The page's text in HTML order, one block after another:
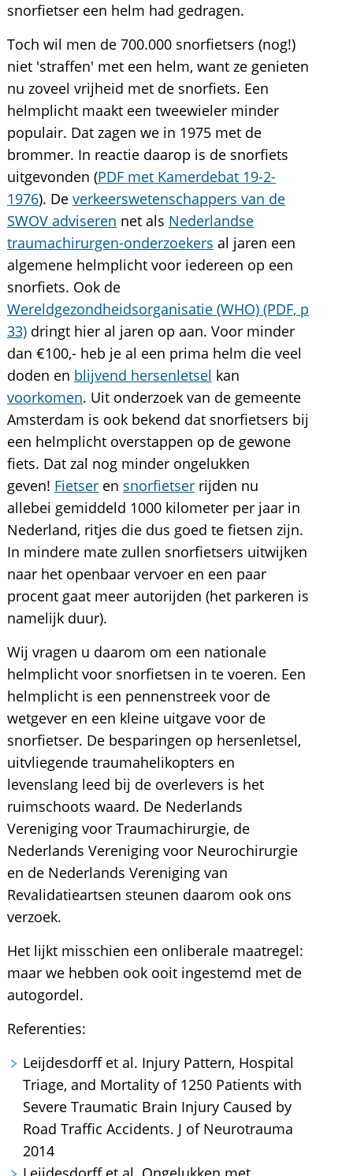
snorfietser een helm had gedragen.
Toch wil men de 700.000 snorfietsers (nog!)
niet 'straffen' met een helm, want ze genieten
nu zoveel vrijheid met de snorfiets. Een
helmplicht maakt een tweewieler minder
populair. Dat zagen we in 1975 met de
brommer. In reactie daarop is de snorfiets
uitgevonden (PDF met Kamerdebat 19-2-
1976). De verkeerswetenschappers van de
SWOV adviseren net als Nederlandse
traumachirurgen-onderzoekers al jaren een
algemene helmplicht voor iedereen op een
snorfiets. Ook de
Wereldgezondheidsorganisatie (WHO) (PDF, p
33)dringt hier al jaren op aan. Voor minder
dan €100,- heb je al een prima helm die veel
doden en blijvend hersenletsel kan
voorkomen. Uit onderzoek van de gemeente
Amsterdam is ook bekend dat snorfietsers bij
een helmplicht overstappen op de gewone
fiets. Dat zal nog minder ongelukken
geven! Fietseren snorfietserrijden nu
allebei gemiddeld 1000 kilometer per jaar in
Nederland, ritjes die dus goed te fietsen zijn.
In mindere mate zullen snorfietsers uitwijken
naar het openbaar vervoer en een paar
procent gaat meer autorijden (het parkeren is
namelijk duur).
Wij vragen u daarom om een nationale
helmplicht voor snorfietsen in te voeren. Een
helmplicht is een pennenstreek voor de
wetgever en een kleine uitgave voor de
snorfietser. De besparingen op hersenletsel,
uitvliegende traumahelikopters en
levenslang leed bij de overlevers is het
ruimschoots waard. De Nederlands
Vereniging voor Traumachirurgie, de
Nederlands Vereniging voor Neurochirurgie
en de Nederlands Vereniging van
Revalidatieartsen steunen daarom ook ons
verzoek.
Het lijkt misschien een onliberale maatregel:
maar we hebben ook ooit ingestemd met de
autogordel.
Referenties:
Leijdesdorff et al. Injury Pattern, Hospital
Triage, and Mortality of 1250 Patients with
Severe Traumatic Brain Injury Caused by
Road Traffic Accidents. J of Neurotrauma
2014